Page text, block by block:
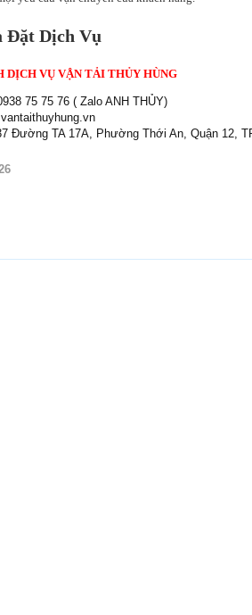
Đặt Dịch Vụ
DỊCH VỤ VẬN TẢI THỦY HÙNG
75 75 76 ( Zalo ANH THỦY)
vantaithuyhung.vn
Đường TA 17A, Phường Thới An, Quận 12,